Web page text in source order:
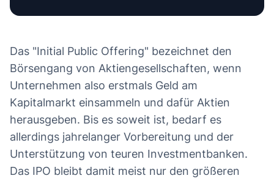
Das "Initial Public Offering" bezeichnet den
Börsengang von Aktiengesellschaften, wenn
Unternehmen also erstmals Geld am
Kapitalmarkt einsammeln und dafür Aktien
herausgeben. Bis es soweit ist, bedarf es
allerdings jahrelanger Vorbereitung und der
Unterstützung von teuren Investmentbanken.
Das IPO bleibt damit meist nur den größeren